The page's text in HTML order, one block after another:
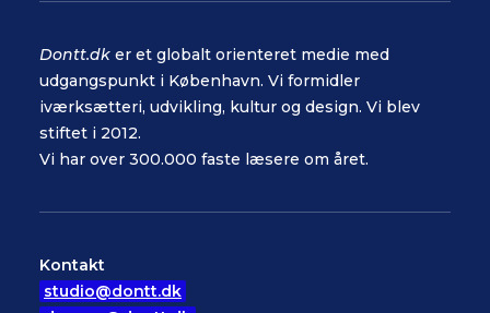
Dontt.dk er et globalt orienteret medie med
udgangspunkt i København. Vi formidler
iværksætteri, udvikling, kultur og design. Vi blev
stiftet i 2012.
Vi har over 300.000 faste læsere om året.
Kontakt
studio@dontt.dk